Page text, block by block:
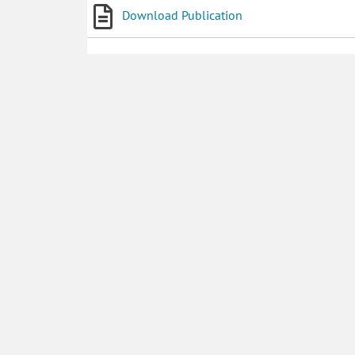
Download Publication